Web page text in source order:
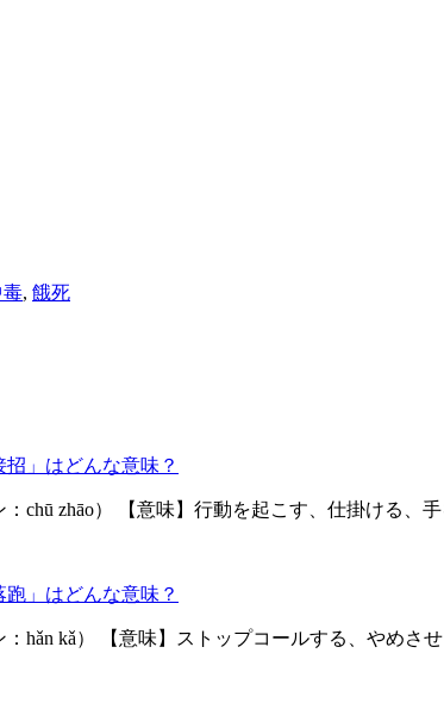
毒, 餓死
」はどんな意味？
chū zhāo） 【意味】行動を起こす、仕掛ける、
」はどんな意味？
：hǎn kǎ） 【意味】ストップコールする、やめさ